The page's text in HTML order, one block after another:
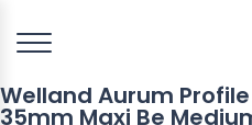
Welland Aurum
35mm Maxi Be